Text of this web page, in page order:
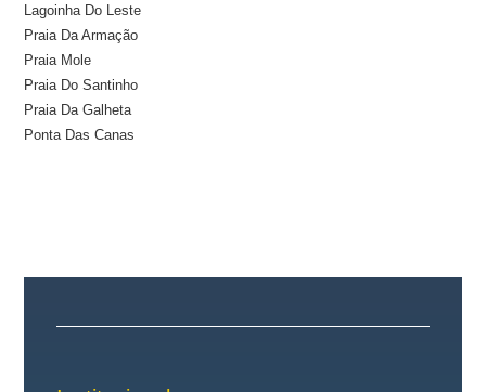
Lagoinha Do Leste
Praia Da Armação
Praia Mole
Praia Do Santinho
Praia Da Galheta
Ponta Das Canas